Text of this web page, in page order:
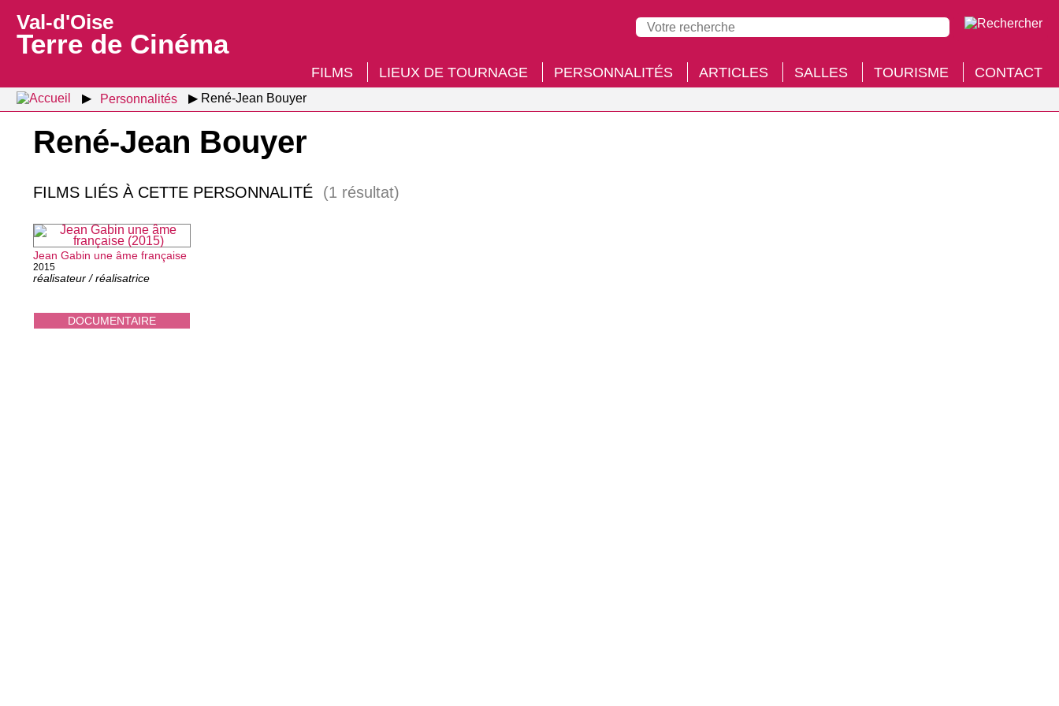
Val-d'Oise
Terre de Cinéma
FILMS LIEUX DE TOURNAGE PERSONNALITÉS ARTICLES SALLES TOURISME CONTACT
Personnalités René-Jean Bouyer
René-Jean Bouyer
FILMS LIÉS À CETTE PERSONNALITÉ (1 résultat)
DOCUMENTAIRE
Jean Gabin une âme française
2015
réalisateur / réalisatrice